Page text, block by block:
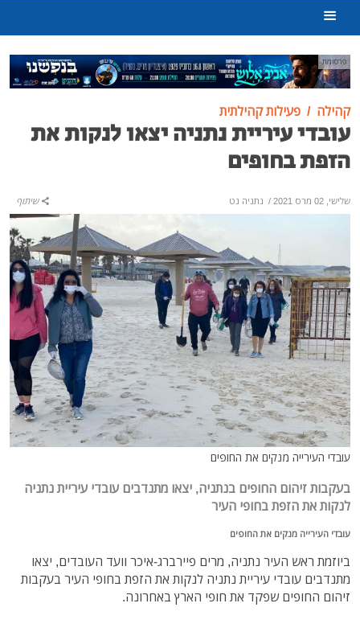
פרסומת
קהילה פעילות קהילתית
עובדי עיריית נתניה יצאו לנקות את
הזפת בחופים
שלישי, 02 מרס 2021 / נתניה נט שיתוף
עובדי העירייה מנקים את החופים
בעקבות זיהום החופים בנתניה, יצאו מתנדבים עובדי עיריית נתניה
לנקות את הזפת בחופי העיר
עובדי העירייה מנקים את החופים
ביוזמת ראש העיר נתניה, מרים פיירברג-איכר וועד העובדים, יצאו
מתנדבים עובדי עיריית נתניה לנקות את הזפת בחופי העיר בעקבות
זיהום החופים שפקד את חופי הארץ באחרונה.